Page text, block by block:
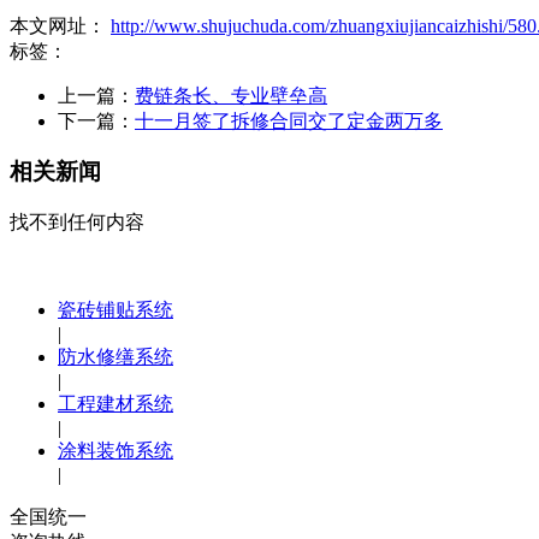
本文网址： http://www.shujuchuda.com/zhuangxiujiancaizhishi/
标签：
上一篇： 费链条长、专业壁垒高
下一篇： 十一月签了拆修合同交了定金两万多
相关新闻
找不到任何内容
瓷砖铺贴系统
|
防水修缮系统
|
工程建材系统
|
涂料装饰系统
|
全国统一